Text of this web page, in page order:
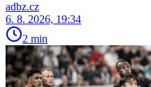
adbz.cz
6. 8. 2026, 19:34
2 min